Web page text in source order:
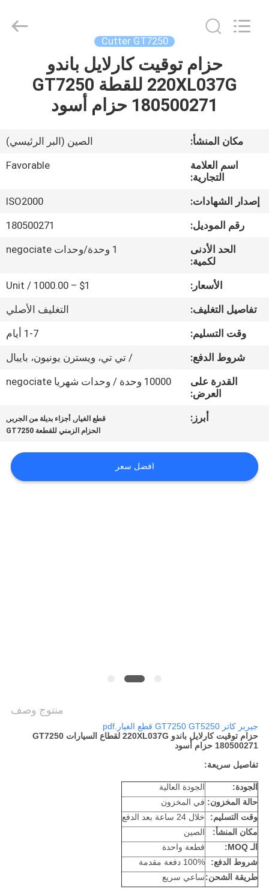
الصفحة
الرئيسية
معلومات
جولة
مراقبة
الجودة
اتصل
اطلب
اقتباس
EQUIPMENT
CO.,LTD.
Cutter GT7250
حزام توقيت كارلايل باندو
220XL037G للقطة GT7250
180500271 حزام أسود
مكان المنشأ:
الصين (البر الرئيسي)
اسم العلامة
التجارية:
Favorable
إصدار الشهادات:
ISO2000
رقم الموديل:
180500271
الحد الأدنى
لكمية:
1 وحدة/وحدات negociate
الأسعار:
$1 – 1000.00 / Unit
تفاصيل التغليف:
التغليف الأصلي
وقت التسليم:
1-7 أيام
شروط الدفع:
/ تي تي، ويسترن يونيون، بايبال
القدرة على
العرض:
10000 وحدة / وحدات شهريا negociate
أبرز: قطع الغيار , أجزاء بديلة من الجربر ,
الحزام الزمني للقطعة GT7250
افضل سعر
منتوج وصف
جيربر كاتر GT7250 GT5250 قطع الغيار.pdf
حزام توقيت كارلايل باندو 220XL037G لقطاع السيارات GT7250
180500271 حزام أسود
تفاصيل سريعة:
الجودة:
الجودة العالية
حالة المخزون: في المخزون
وقت التسليم:
خلال 24 ساعة بعد الدفع
مكان المنشأ:
الصين
الـ MOQ:
قطعة واحدة
شروط الدفع:
100% دفعة مقدمة
طريقة الشحن:ساعي سريع